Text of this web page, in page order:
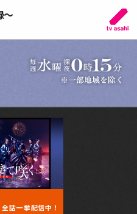
～
全話一挙配信中！